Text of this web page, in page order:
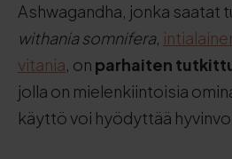
Ashwagandha, jonka saatat
withania somnifera,
vitania, on parhaiten
jolla on mielenkiintoisia
käyttö voi hyödyttää